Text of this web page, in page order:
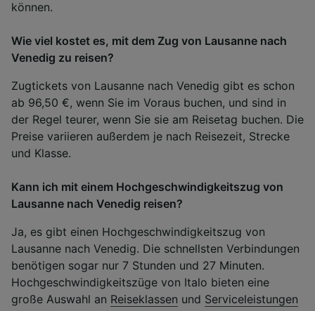
können.
Wie viel kostet es, mit dem Zug von Lausanne nach
Venedig zu reisen?
Zugtickets von Lausanne nach Venedig gibt es schon
ab 96,50 €, wenn Sie im Voraus buchen, und sind in
der Regel teurer, wenn Sie sie am Reisetag buchen. Die
Preise variieren außerdem je nach Reisezeit, Strecke
und Klasse.
Kann ich mit einem Hochgeschwindigkeitszug von
Lausanne nach Venedig reisen?
Ja, es gibt einen Hochgeschwindigkeitszug von
Lausanne nach Venedig. Die schnellsten Verbindungen
benötigen sogar nur 7 Stunden und 27 Minuten.
Hochgeschwindigkeitszüge von Italo bieten eine
große Auswahl an Reiseklassen und Serviceleistungen